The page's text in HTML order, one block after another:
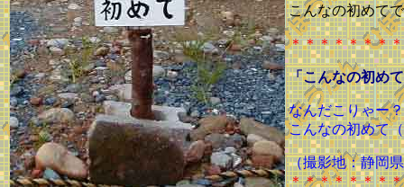
こんなの初めて
＊＊＊＊＊＊＊＊
「こんなの初め
なんだこりゃー
こんなの初めて
（撮影地：静岡
＊＊＊＊＊＊＊＊